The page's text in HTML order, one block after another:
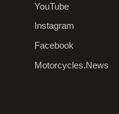
YouTube
Instagram
Facebook
Motorcycles.News